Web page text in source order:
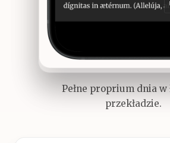
Pełne proprium dnia w
przekładzie.